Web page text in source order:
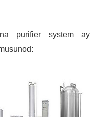
purifier system ay